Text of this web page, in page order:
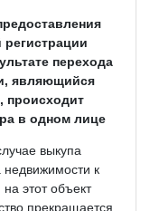
регистрации
перехода
являющийся
происходит
в одном лице
выкупа
к
этот объект
прекращается